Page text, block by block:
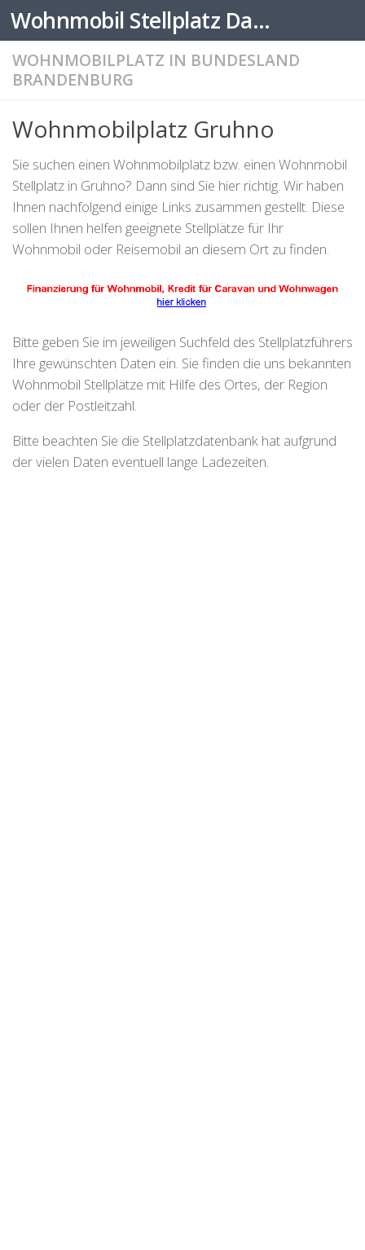
Zum Inhalt springen Wohnmobil Stellplatz Datenbank
WOHNMOBILPLATZ IN BUNDESLAND
BRANDENBURG
Wohnmobilplatz Gruhno
Sie suchen einen Wohnmobilplatz bzw. einen Wohnmobil
Stellplatz in Gruhno? Dann sind Sie hier richtig. Wir haben
Ihnen nachfolgend einige Links zusammen gestellt. Diese
sollen Ihnen helfen geeignete Stellplätze für Ihr
Wohnmobil oder Reisemobil an diesem Ort zu finden.
Bitte geben Sie im jeweiligen Suchfeld des Stellplatzführers
Ihre gewünschten Daten ein. Sie finden die uns bekannten
Wohnmobil Stellplätze mit Hilfe des Ortes, der Region
oder der Postleitzahl.
Bitte beachten Sie die Stellplatzdatenbank hat aufgrund
der vielen Daten eventuell lange Ladezeiten.